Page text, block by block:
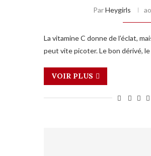
ParHeygirls
La vitamine C donne de l’éclat,
peut vite picoter. Le bon dérivé,
VOIR PLUS